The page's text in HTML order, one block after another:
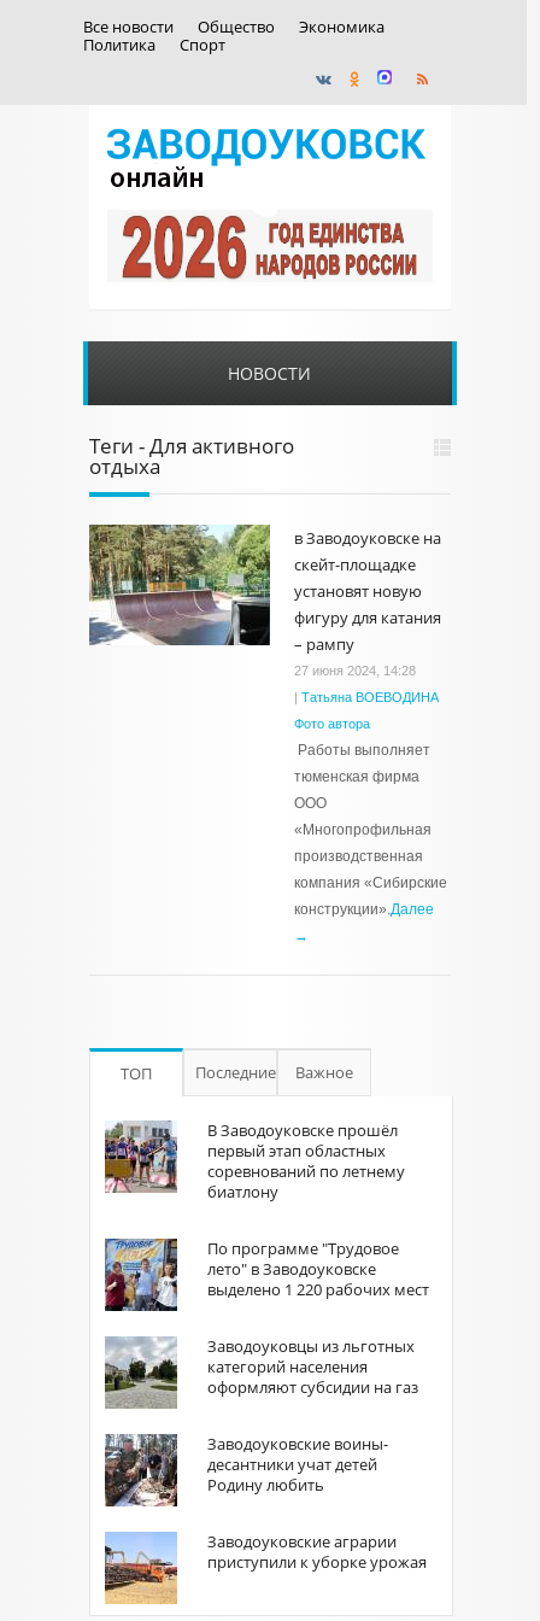
Все новости Общество
Экономика
Политика
Спорт
НОВОСТИ
Теги - Для активного
отдыха
в Заводоуковске на
скейт-площадке
установят новую
фигуру для катания
– рампу
27 июня 2024, 14:28
| Татьяна ВОЕВОДИНА
Фото автора
Работы выполняет
тюменская фирма
ООО
«Многопрофильная
производственная
компания «Сибирские
конструкции».Далее
→
ТОП Последние Важное
В Заводоуковске прошёл
первый этап областных
соревнований по летнему
биатлону
По программе "Трудовое
лето" в Заводоуковске
выделено 1 220 рабочих мест
Заводоуковцы из льготных
категорий населения
оформляют субсидии на газ
Заводоуковские воины-
десантники учат детей
Родину любить
Заводоуковские аграрии
приступили к уборке урожая